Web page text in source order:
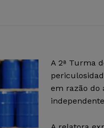
A 2ª Turma
em razão do